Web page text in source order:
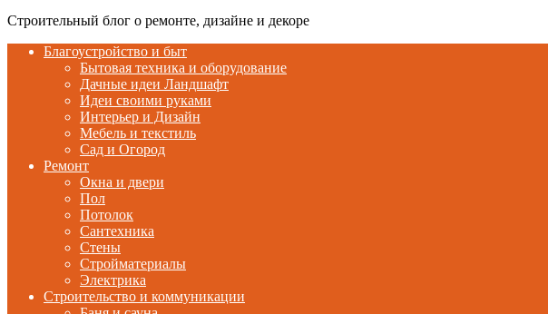
Строительный блог о ремонте, дизайне и декоре
Благоустройство и быт
Бытовая техника и оборудование
Дачные идеи Ландшафт
Идеи своими руками
Интерьер и Дизайн
Мебель и текстиль
Сад и Огород
Ремонт
Окна и двери
Пол
Потолок
Сантехника
Стены
Стройматериалы
Электрика
Строительство и коммуникации